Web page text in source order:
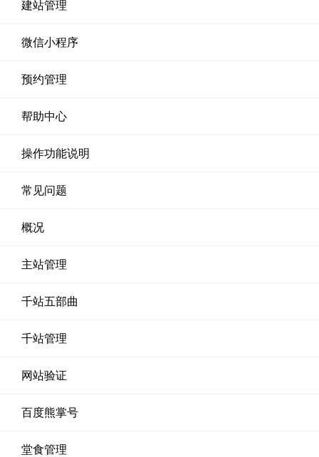
建站管理
微信小程序
预约管理
帮助中心
操作功能说明
常见问题
概况
主站管理
千站五部曲
千站管理
网站验证
百度熊掌号
堂食管理